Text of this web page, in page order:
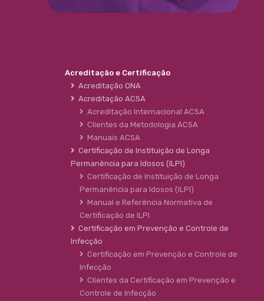
Acreditação e Certificação
Acreditação ONA
Acreditação ACSA
Acreditação Internacional ACSA
Clientes da Metodologia ACSA
Manuais ACSA
Certificação de Instituição de Longa
Permanência para Idosos (ILPI)
Certificação de Instituição de Longa
Permanência para Idosos (ILPI)
Manual e Referência Normativa de
Certificação de ILPI
Certificação em Prevenção e Controle de
Infecção
Certificação em Prevenção e Controle de
Infecção
Clientes da Certificação em Prevenção e
Controle de Infecção